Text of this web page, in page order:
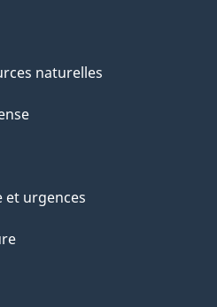
naturelles
et urgences